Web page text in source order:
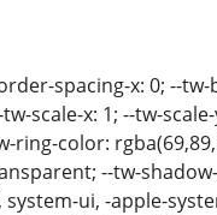
spacing-x: 0; --
scale-x: 1; --tw-
color:
--tw-
ui, -apple-